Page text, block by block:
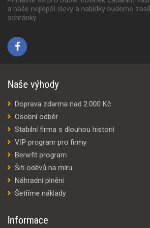
a naše nejlepší slevy a nabídky budeme
schránky.
Naše výhody
Doprava zdarma nad 2.000 Kč
Osobní odběr
Stabilní firma s dlouhou historií
VIP program pro firmy
Benefit program
Šití oděvů na míru
Náhradní plnění
Šetříme náklady
Informace